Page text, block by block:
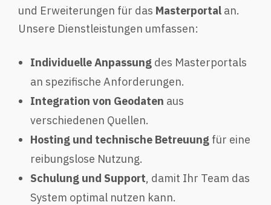
und Erweiterungen für das Masterportal an.
Unsere Dienstleistungen umfassen:
Individuelle Anpassung des Masterportals
an spezifische Anforderungen.
Integration von Geodaten aus
verschiedenen Quellen.
Hosting und technische Betreuung für eine
reibungslose Nutzung.
Schulung und Support, damit Ihr Team das
System optimal nutzen kann.